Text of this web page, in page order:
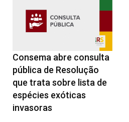
Consema abre consulta
pública de Resolução
que trata sobre lista de
espécies exóticas
invasoras